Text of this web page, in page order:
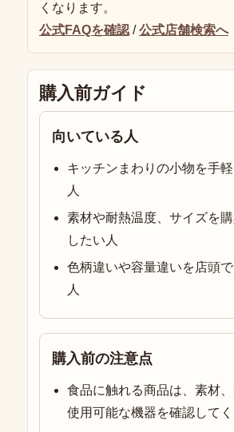
くなります。
公式FAQを確認 /公式店舗検索へ
購入前ガイド
向いている人
キッチンまわりの小物を手
人
素材や耐熱温度、サイズを
したい人
色柄違いや容量違いを店頭
人
購入前の注意点
食品に触れる商品は、素材、
使用可能な機器を確認してく